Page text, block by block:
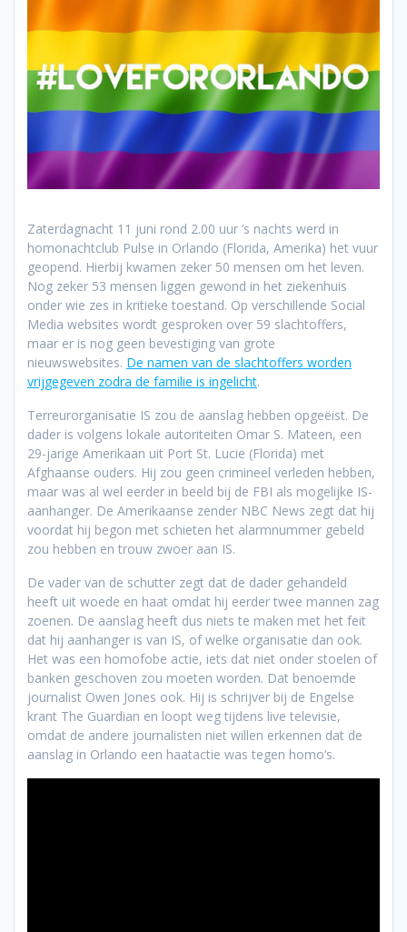
Zaterdagnacht 11 juni rond 2.00 uur ’s nachts werd in
homonachtclub Pulse in Orlando (Florida, Amerika) het vuur
geopend. Hierbij kwamen zeker 50 mensen om het leven.
Nog zeker 53 mensen liggen gewond in het ziekenhuis
onder wie zes in kritieke toestand. Op verschillende Social
Media websites wordt gesproken over 59 slachtoffers,
maar er is nog geen bevestiging van grote
nieuwswebsites. De namen van de slachtoffers worden
vrijgegeven zodra de familie is ingelicht.
Terreurorganisatie IS zou de aanslag hebben opgeëist. De
dader is volgens lokale autoriteiten Omar S. Mateen, een
29-jarige Amerikaan uit Port St. Lucie (Florida) met
Afghaanse ouders. Hij zou geen crimineel verleden hebben,
maar was al wel eerder in beeld bij de FBI als mogelijke IS-
aanhanger. De Amerikaanse zender NBC News zegt dat hij
voordat hij begon met schieten het alarmnummer gebeld
zou hebben en trouw zwoer aan IS.
De vader van de schutter zegt dat de dader gehandeld
heeft uit woede en haat omdat hij eerder twee mannen zag
zoenen. De aanslag heeft dus niets te maken met het feit
dat hij aanhanger is van IS, of welke organisatie dan ook.
Het was een homofobe actie, iets dat niet onder stoelen of
banken geschoven zou moeten worden. Dat benoemde
journalist Owen Jones ook. Hij is schrijver bij de Engelse
krant The Guardian en loopt weg tijdens live televisie,
omdat de andere journalisten niet willen erkennen dat de
aanslag in Orlando een haatactie was tegen homo’s.